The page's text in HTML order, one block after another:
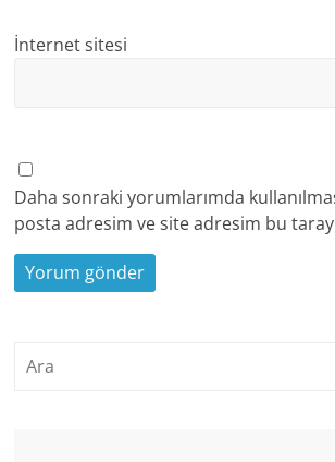
İnternet sitesi
Daha sonraki yorumlarımda
posta adresim ve site adresim bu